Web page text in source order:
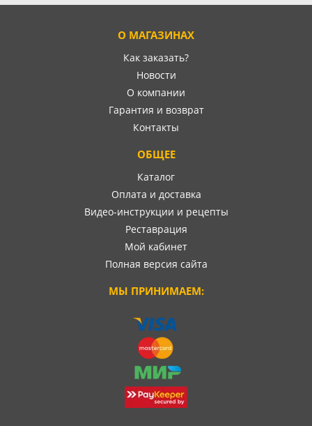
О МАГАЗИНАХ
Как заказать?
Новости
О компании
Гарантия и возврат
Контакты
ОБЩЕЕ
Каталог
Оплата и доставка
Видео-инструкции и рецепты
Реставрация
Мой кабинет
Полная версия сайта
МЫ ПРИНИМАЕМ: